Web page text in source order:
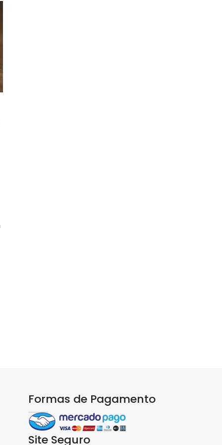
Formas de Pagamento
Site Seguro